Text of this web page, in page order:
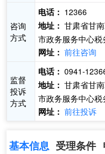
咨询
方式
电话： 12366
地址： 甘肃省甘
市政务服务中心
网址： 前往咨询
监督
投诉
方式
电话： 0941-
地址： 甘肃省甘
市政务服务中心
网址： 前往投诉
基本信息 受理条件